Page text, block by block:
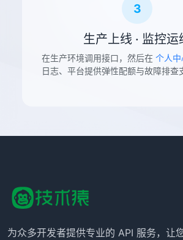
3
生产上线 · 监控运
在生产环境调用接口，然后在 个人中
日志、平台提供弹性配额与故障排查
为众多开发者提供专业的 API 服务，让